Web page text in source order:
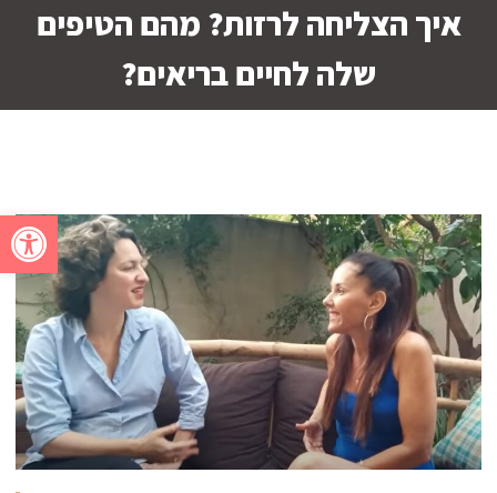
פתח
איך הצליחה לרזות? מהם הטיפים
שלה לחיים בריאים?